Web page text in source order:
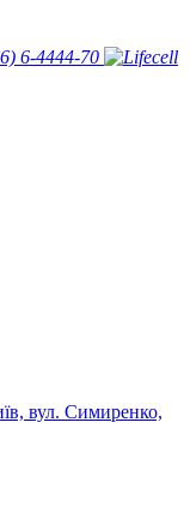
6-4444-70
вул. Симиренко,